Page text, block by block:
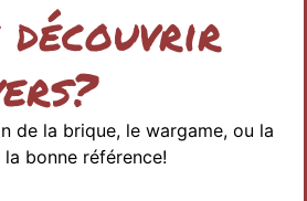
découvrir
de la brique, le wargame, ou la
bonne référence!